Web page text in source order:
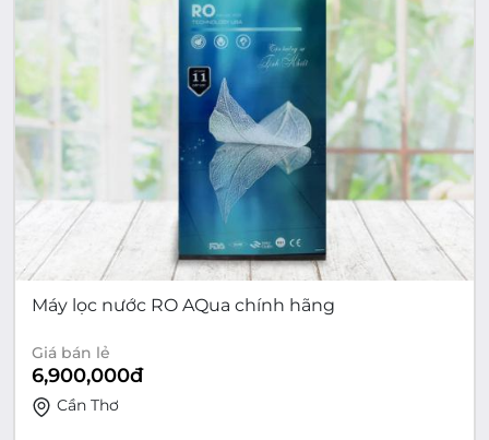
Máy lọc nước RO AQua chính hãng
Giá bán lẻ
6,900,000đ
Cần Thơ